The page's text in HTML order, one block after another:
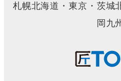
札幌北海道・東京・茨城
岡九